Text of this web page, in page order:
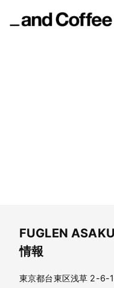
FUGLEN
情報
東京都台東区浅草 2-6-